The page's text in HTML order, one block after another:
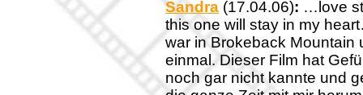
Sandra (17.04.06): …love
this one will stay in my
war in Brokeback Mountain
einmal. Dieser Film hat
noch gar nicht kannte und